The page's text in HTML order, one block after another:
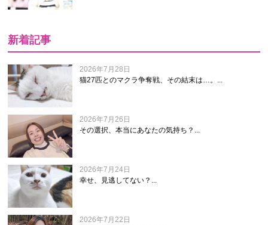
新着記事
2026年7月28日
猫27匹とのマクラ争奪戦、その結末は…。...
2026年7月26日
その選択、本当にあなたの気持ち？...
2026年7月24日
幸せ、見逃してない？...
2026年7月22日